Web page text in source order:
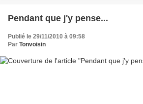
Pendant que j'y pense...
Publié le 29/11/2010 à 09:58
Par Tonvoisin